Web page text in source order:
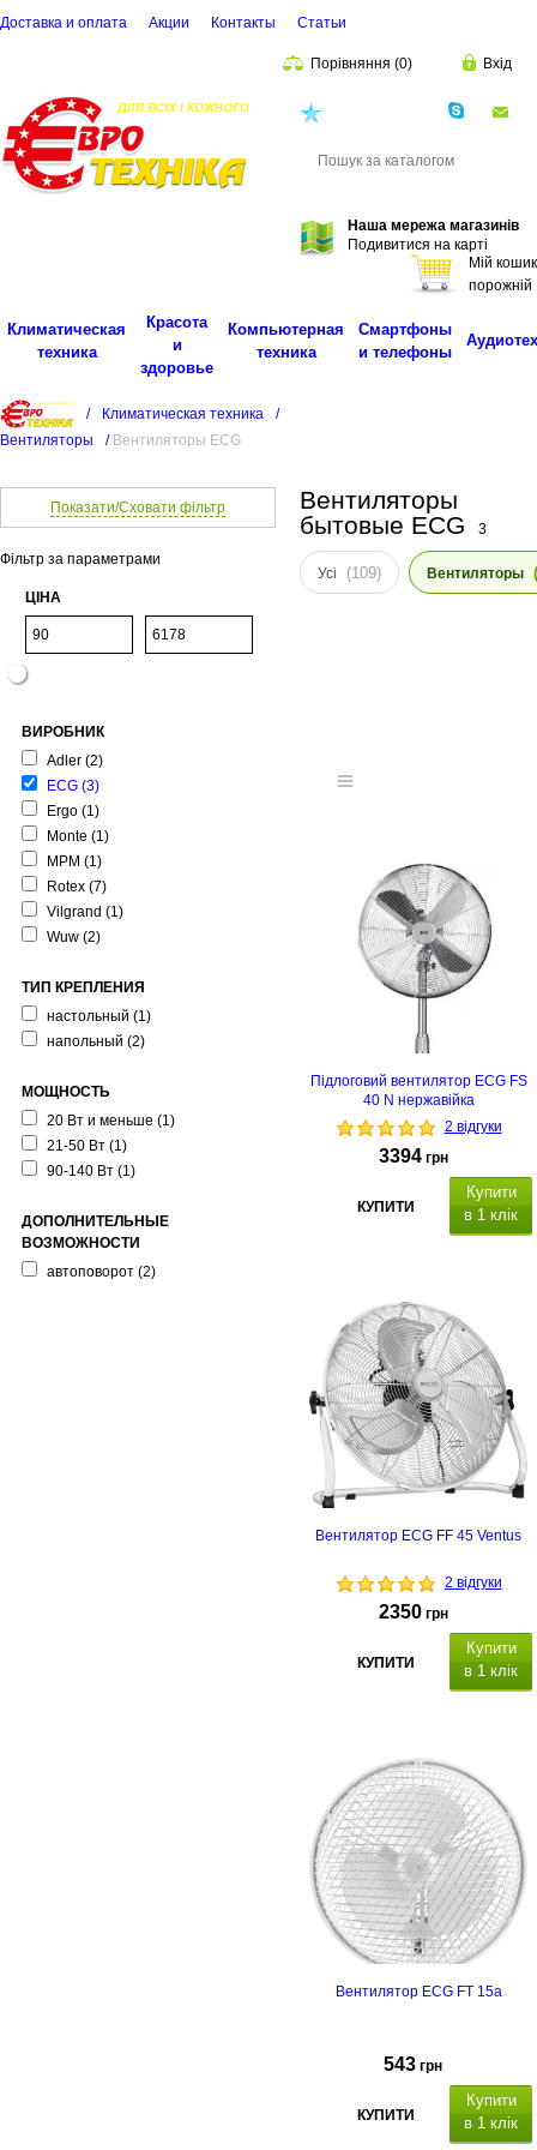
Доставка и оплата Акции Контакты Cтатьи
Порівняння (0) Вхід
Наша мережа магазинів
Подивитися на карті
Мій кошик
порожній
Климатическая
техника
Красота
и
здоровье
Компьютерная
техника
Смартфоны
и телефоны
/ Климатическая техника
/
Вентиляторы
/ Вентиляторы ECG
Показати/Сховати фільтр
Фільтр за параметрами
ЦІНА
ВИРОБНИК
Adler (2)
ECG (3)
Ergo (1)
Monte (1)
MPM (1)
Rotex (7)
Vilgrand (1)
Wuw (2)
ТИП КРЕПЛЕНИЯ
настольный (1)
напольный (2)
МОЩНОСТЬ
20 Вт и меньше (1)
21-50 Вт (1)
90-140 Вт (1)
ДОПОЛНИТЕЛЬНЫЕ
ВОЗМОЖНОСТИ
автоповорот (2)
Вентиляторы
бытовые ECG
3
Усі (109) Вентиляторы
Підлоговий вентилятор ECG FS
40 N нержавійка
2 відгуки
3394 грн
КУПИТИ
Купити
в 1 клік
Вентилятор ECG FF 45 Ventus
2 відгуки
2350 грн
КУПИТИ
Купити
в 1 клік
Вентилятор ECG FT 15a
543 грн
КУПИТИ
Купити
в 1 клік